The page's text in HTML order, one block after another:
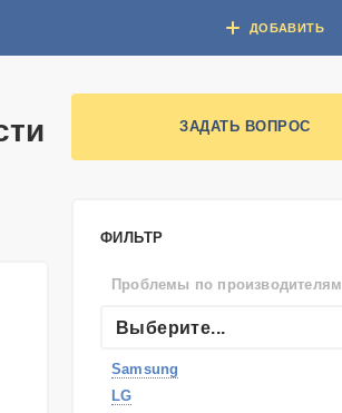
ДОБАВИТЬ
ЗАДАТЬ ВОПРОС
ФИЛЬТР
Проблемы по производителям
Выберите...
Samsung
LG